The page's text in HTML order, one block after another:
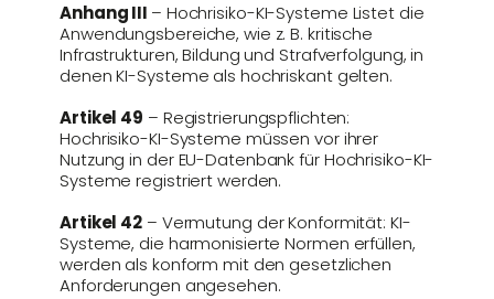
Anhang III – Hochrisiko-KI-Systeme Listet die
Anwendungsbereiche, wie z. B. kritische
Infrastrukturen, Bildung und Strafverfolgung, in
denen KI-Systeme als hochriskant gelten.
Artikel 49 – Registrierungspflichten:
Hochrisiko-KI-Systeme müssen vor ihrer
Nutzung in der EU-Datenbank für Hochrisiko-KI-
Systeme registriert werden​.
Artikel 42 – Vermutung der Konformität: KI-
Systeme, die harmonisierte Normen erfüllen,
werden als konform mit den gesetzlichen
Anforderungen angesehen.